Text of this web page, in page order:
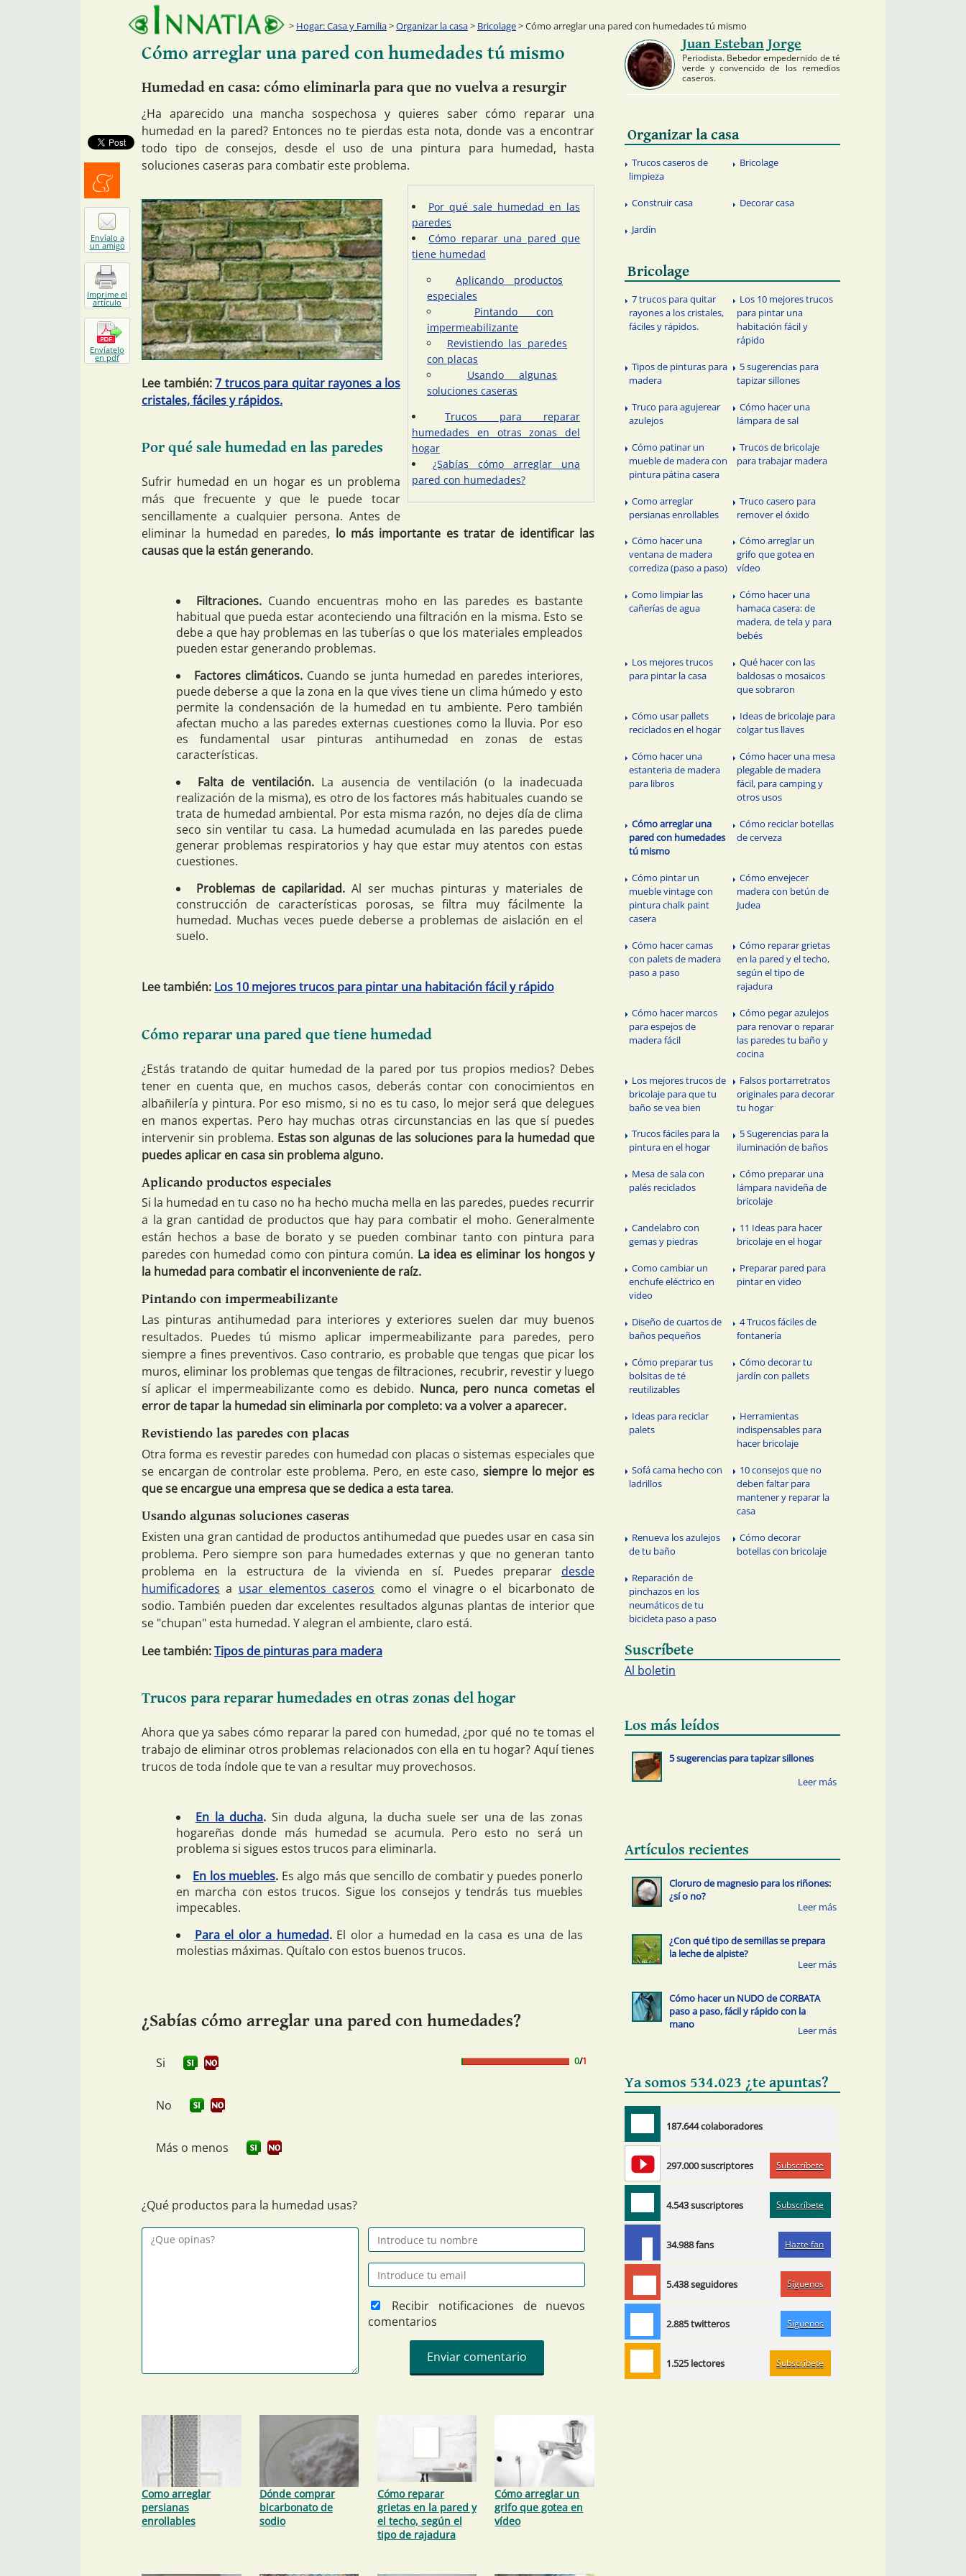
Hogar: Casa y Familia>Organizar la casa> Bricolage> Cómo arreglar una pared con humedades tú mismo
Cómo arreglar una pared con humedades tú mismo
Humedad en casa: cómo eliminarla para que no vuelva a resurgir
¿Ha aparecido una mancha sospechosa y quieres saber cómo reparar una
humedad en la pared? Entonces no te pierdas esta nota, donde vas a encontrar
todo tipo de consejos, desde el uso de una pintura para humedad, hasta
soluciones caseras para combatir este problema.
Por qué sale humedad en las
paredes
Cómo reparar una pared que
tiene humedad
Aplicando productos
especiales
Pintando con
impermeabilizante
Revistiendo las paredes
con placas
Usando algunas
soluciones caseras
Trucos para reparar
humedades en otras zonas del
hogar
¿Sabías cómo arreglar una
pared con humedades?
Lee también:7 trucos para quitar rayones a los
cristales, fáciles y rápidos.
Por qué sale humedad en las paredes
Sufrir humedad en un hogar es un problema
más que frecuente y que le puede tocar
sencillamente a cualquier persona. Antes de
eliminar la humedad en paredes, lo más importante es tratar de identificar las
causas que la están generando.
Filtraciones.Cuando encuentras moho en las paredes es bastante
habitual que pueda estar aconteciendo una filtración en la misma. Esto se
debe a que hay problemas en las tuberías o que los materiales empleados
pueden estar generando problemas.
Factores climáticos. Cuando se junta humedad en paredes interiores,
puede deberse a que la zona en la que vives tiene un clima húmedo y esto
permite la condensación de la humedad en tu ambiente. Pero también
afectan mucho a las paredes externas cuestiones como la lluvia. Por eso
es fundamental usar pinturas antihumedad en zonas de estas
características.
Falta de ventilación.La ausencia de ventilación (o la inadecuada
realización de la misma), es otro de los factores más habituales cuando se
trata de humedad ambiental. Por esta misma razón, no dejes día de clima
seco sin ventilar tu casa. La humedad acumulada en las paredes puede
generar problemas respiratorios y hay que estar muy atentos con estas
cuestiones.
Problemas de capilaridad.Al ser muchas pinturas y materiales de
construcción de características porosas, se filtra muy fácilmente la
humedad. Muchas veces puede deberse a problemas de aislación en el
suelo.
Lee también: Los 10 mejores trucos para pintar una habitación fácil y rápido
Cómo reparar una pared que tiene humedad
¿Estás tratando de quitar humedad de la pared por tus propios medios? Debes
tener en cuenta que, en muchos casos, deberás contar con conocimientos en
albañilería y pintura. Por eso mismo, si no es tu caso, lo mejor será que delegues
en manos expertas. Pero hay muchas otras circunstancias en las que sí puedes
intervenir sin problema. Estas son algunas de las soluciones para la humedad que
puedes aplicar en casa sin problema alguno.
Aplicando productos especiales
Si la humedad en tu caso no ha hecho mucha mella en las paredes, puedes recurrir
a la gran cantidad de productos que hay para combatir el moho. Generalmente
están hechos a base de borato y se pueden combinar tanto con pintura para
paredes con humedad como con pintura común. La idea es eliminar los hongos y
la humedad para combatir el inconveniente de raíz.
Pintando con impermeabilizante
Las pinturas antihumedad para interiores y exteriores suelen dar muy buenos
resultados. Puedes tú mismo aplicar impermeabilizante para paredes, pero
siempre a fines preventivos. Caso contrario, es probable que tengas que picar los
muros, eliminar los problemas que tengas de filtraciones, recubrir, revestir y luego
sí aplicar el impermeabilizante como es debido. Nunca, pero nunca cometas el
error de tapar la humedad sin eliminarla por completo: va a volver a aparecer.
Revistiendo las paredes con placas
Otra forma es revestir paredes con humedad con placas o sistemas especiales que
se encargan de controlar este problema. Pero, en este caso, siempre lo mejor es
que se encargue una empresa que se dedica a esta tarea.
Usando algunas soluciones caseras
Existen una gran cantidad de productos antihumedad que puedes usar en casa sin
problema. Pero siempre son para humedades externas y que no generan tanto
problema en la estructura de la vivienda en sí. Puedes preparar desde
humificadores a usar elementos caseros como el vinagre o el bicarbonato de
sodio. También pueden dar excelentes resultados algunas plantas de interior que
se "chupan" esta humedad. Y alegran el ambiente, claro está.
Lee también:Tipos de pinturas para madera
Trucos para reparar humedades en otras zonas del hogar
Ahora que ya sabes cómo reparar la pared con humedad, ¿por qué no te tomas el
trabajo de eliminar otros problemas relacionados con ella en tu hogar? Aquí tienes
trucos de toda índole que te van a resultar muy provechosos.
En la ducha. Sin duda alguna, la ducha suele ser una de las zonas
hogareñas donde más humedad se acumula. Pero esto no será un
problema si sigues estos trucos para eliminarla.
En los muebles. Es algo más que sencillo de combatir y puedes ponerlo
en marcha con estos trucos. Sigue los consejos y tendrás tus muebles
impecables.
Para el olor a humedad.El olor a humedad en la casa es una de las
molestias máximas. Quítalo con estos buenos trucos.
¿Sabías cómo arreglar una pared con humedades?
Si 0/1
No
Más o menos
¿Qué productos para la humedad usas?
Recibir notificaciones de nuevos
comentarios
Como arreglar
persianas
enrollables
Dónde comprar
bicarbonato de
sodio
Cómo reparar
grietas en la pared y
el techo, según el
tipo de rajadura
Cómo arreglar un
grifo que gotea en
vídeo
Juan Esteban Jorge
Periodista. Bebedor empedernido de té
verde y convencido de los remedios
caseros.
Organizar la casa
Trucos caseros de
limpieza
Bricolage
Construir casa Decorar casa
Jardín
Bricolage
7 trucos para quitar
rayones a los cristales,
fáciles y rápidos.
Los 10 mejores trucos
para pintar una
habitación fácil y
rápido
Tipos de pinturas para
madera
5 sugerencias para
tapizar sillones
Truco para agujerear
azulejos
Cómo hacer una
lámpara de sal
Cómo patinar un
mueble de madera con
pintura pátina casera
Trucos de bricolaje
para trabajar madera
Como arreglar
persianas enrollables
Truco casero para
remover el óxido
Cómo hacer una
ventana de madera
corrediza (paso a paso)
Cómo arreglar un
grifo que gotea en
vídeo
Como limpiar las
cañerías de agua
Cómo hacer una
hamaca casera: de
madera, de tela y para
bebés
Los mejores trucos
para pintar la casa
Qué hacer con las
baldosas o mosaicos
que sobraron
Cómo usar pallets
reciclados en el hogar
Ideas de bricolaje para
colgar tus llaves
Cómo hacer una
estanteria de madera
para libros
Cómo hacer una mesa
plegable de madera
fácil, para camping y
otros usos
Cómo arreglar una
pared con humedades
tú mismo
Cómo reciclar botellas
de cerveza
Cómo pintar un
mueble vintage con
pintura chalk paint
casera
Cómo envejecer
madera con betún de
Judea
Cómo hacer camas
con palets de madera
paso a paso
Cómo reparar grietas
en la pared y el techo,
según el tipo de
rajadura
Cómo hacer marcos
para espejos de
madera fácil
Cómo pegar azulejos
para renovar o reparar
las paredes tu baño y
cocina
Los mejores trucos de
bricolaje para que tu
baño se vea bien
Falsos portarretratos
originales para decorar
tu hogar
Trucos fáciles para la
pintura en el hogar
5 Sugerencias para la
iluminación de baños
Mesa de sala con
palés reciclados
Cómo preparar una
lámpara navideña de
bricolaje
Candelabro con
gemas y piedras
11 Ideas para hacer
bricolaje en el hogar
Como cambiar un
enchufe eléctrico en
video
Preparar pared para
pintar en video
Diseño de cuartos de
baños pequeños
4 Trucos fáciles de
fontanería
Cómo preparar tus
bolsitas de té
reutilizables
Cómo decorar tu
jardín con pallets
Ideas para reciclar
palets
Herramientas
indispensables para
hacer bricolaje
Sofá cama hecho con
ladrillos
10 consejos que no
deben faltar para
mantener y reparar la
casa
Renueva los azulejos
de tu baño
Cómo decorar
botellas con bricolaje
Reparación de
pinchazos en los
neumáticos de tu
bicicleta paso a paso
Suscríbete
Al boletin
Los más leídos
5 sugerencias para tapizar sillones
Artículos recientes
Cloruro de magnesio para los riñones:
¿sí o no?
¿Con qué tipo de semillas se prepara
la leche de alpiste?
Cómo hacer un NUDO de CORBATA
paso a paso, fácil y rápido con la
mano
Ya somos 534.023 ¿te apuntas?
187.644 colaboradores
297.000 suscriptores Subscríbete
4.543 suscriptores Subscríbete
34.988 fans Hazte fan
5.438 seguidores Síguenos
2.885 twitteros Síguenos
1.525 lectores Subscríbete
Menéalo
Envíalo a
un amigo
Imprime el
artículo
Envíatelo
en pdf